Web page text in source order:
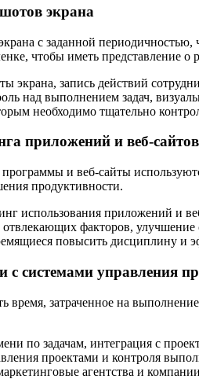
экрана
с заданной периодичностью,
чтобы иметь представление о
экрана, запись действий
над выполнением задач,
необходимо тщательно
приложений и веб-сайтов
и веб-сайты
продуктивности.
использования приложений и
факторов, улучшение
повысить дисциплину и
системами управления
время, затраченное на
по задачам, интеграция с
проектами и контроля
агентства и